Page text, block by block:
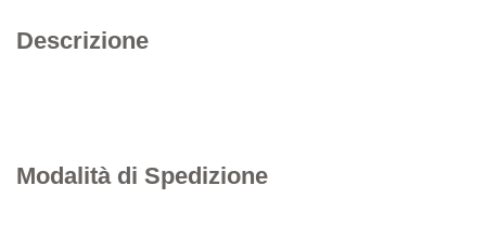
Descrizione
Modalità di Spedizione